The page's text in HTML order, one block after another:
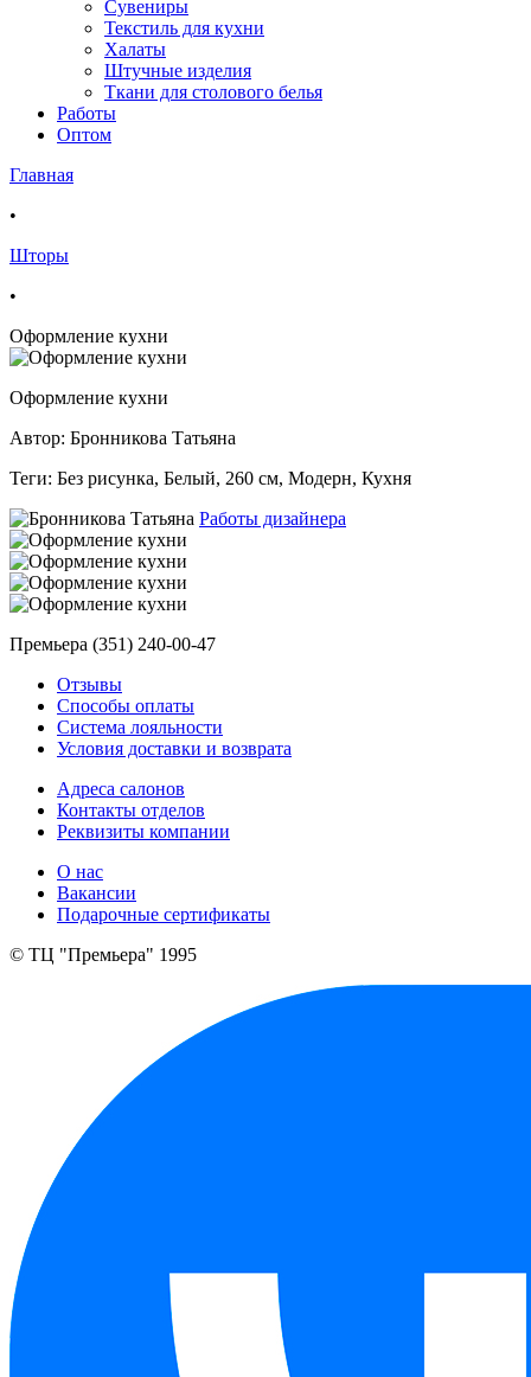
Сувениры
Текстиль для кухни
Халаты
Штучные изделия
Ткани для столового белья
Работы
Оптом
Главная
•
Шторы
•
Оформление кухни
Оформление кухни
Автор: Бронникова Татьяна
Теги: Без рисунка, Белый, 260 см, Модерн, Кухня
Работы дизайнера
Премьера (351) 240-00-47
Отзывы
Способы оплаты
Система лояльности
Условия доставки и возврата
Адреса салонов
Контакты отделов
Реквизиты компании
О нас
Вакансии
Подарочные сертификаты
© ТЦ "Премьера" 1995